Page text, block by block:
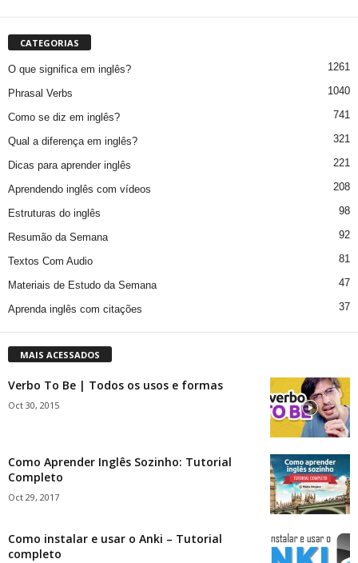
CATEGORIAS
O que significa em inglês? 1261
Phrasal Verbs 1040
Como se diz em inglês? 741
Qual a diferença em inglês? 321
Dicas para aprender inglês 221
Aprendendo inglês com vídeos 208
Estruturas do inglês 98
Resumão da Semana 92
Textos Com Audio 81
Materiais de Estudo da Semana 47
Aprenda inglês com citações 37
MAIS ACESSADOS
Verbo To Be | Todos os usos e formas
Oct 30, 2015
Como Aprender Inglês Sozinho: Tutorial
Completo
Oct 29, 2017
Como instalar e usar o Anki – Tutorial
completo